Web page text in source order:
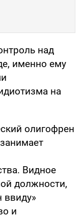
над
именно ему
на
олигофрен
Видное
должности,
ввиду»
и